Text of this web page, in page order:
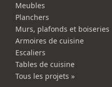
Meubles
Planchers
Murs, plafonds et boiseries
Armoires de cuisine
Escaliers
Tables de cuisine
Tous les projets »